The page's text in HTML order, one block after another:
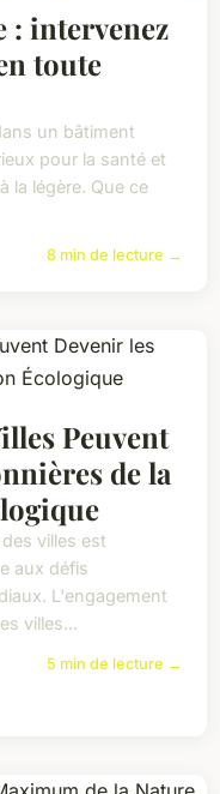
: intervenez
toute
un bâtiment
pour la santé et
la légère. Que ce
8 min de lecture →
Peuvent
de la
villes est
aux défis
L'engagement
villes...
5 min de lecture →